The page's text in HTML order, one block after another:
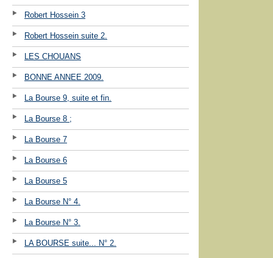
Robert Hossein 3
Robert Hossein suite 2.
LES CHOUANS
BONNE ANNEE 2009.
La Bourse 9, suite et fin.
La Bourse 8 ;
La Bourse 7
La Bourse 6
La Bourse 5
La Bourse N° 4.
La Bourse N° 3.
LA BOURSE suite... N° 2.